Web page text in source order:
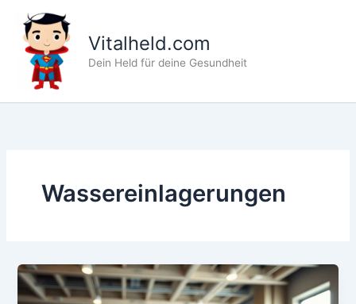
Inhalt
springen
Vitalheld.com
Dein Held für deine Gesundheit
Wassereinlagerungen